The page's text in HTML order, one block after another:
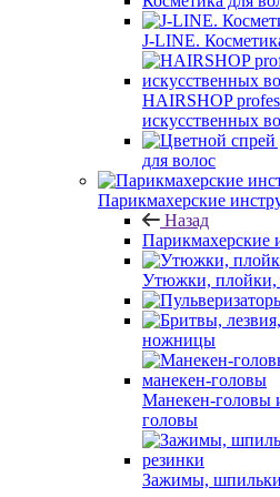
J-LINE.
HAIRSHOP
искусственных
для волос
Парикмахерские
Назад
Парикмахерские
Утюжки,
ножницы
Манекен-головы
головы
Зажимы,